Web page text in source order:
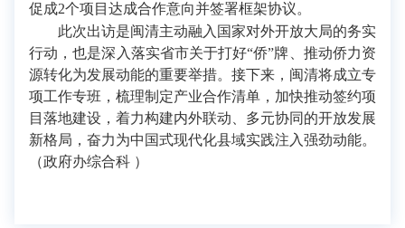
促成2个项目达成合作意向并签署框架协议。
此次出访是闽清主动融入国家对外开放大局的务实
行动，也是深入落实省市关于打好“侨”牌、推动侨力资
源转化为发展动能的重要举措。接下来，闽清将成立专
项工作专班，梳理制定产业合作清单，加快推动签约项
目落地建设，着力构建内外联动、多元协同的开放发展
新格局，奋力为中国式现代化县域实践注入强劲动能。
（政府办综合科 ）